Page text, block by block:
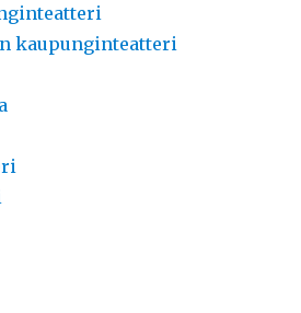
kaupunginteatteri